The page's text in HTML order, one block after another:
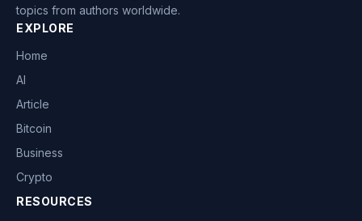
topics from authors worldwide.
EXPLORE
Home
AI
Article
Bitcoin
Business
Crypto
RESOURCES